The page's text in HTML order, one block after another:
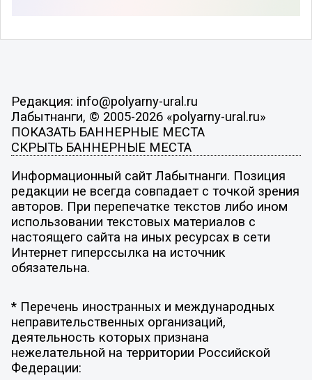
Редакция: info@polyarny-ural.ru
Лабытнанги, © 2005-2026 «polyarny-ural.ru»
ПОКАЗАТЬ БАННЕРНЫЕ МЕСТА
СКРЫТЬ БАННЕРНЫЕ МЕСТА
Информационный сайт Лабытнанги. Позиция
редакции не всегда совпадает с точкой зрения
авторов. При перепечатке текстов либо ином
использовании текстовых материалов с
настоящего сайта на иных ресурсах в сети
Интернет гиперссылка на источник
обязательна.
* Перечень иностранных и международных
неправительственных организаций,
деятельность которых признана
нежелательной на территории Российской
Федерации: